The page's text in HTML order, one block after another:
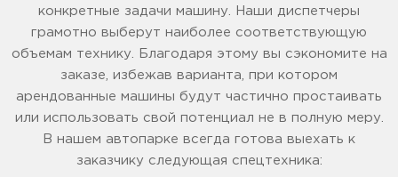
конкретные задачи машину. Наши диспетчеры
грамотно выберут наиболее соответствующую
объемам технику. Благодаря этому вы сэкономите на
заказе, избежав варианта, при котором
арендованные машины будут частично простаивать
или использовать свой потенциал не в полную меру.
В нашем автопарке всегда готова выехать к
заказчику следующая спецтехника: